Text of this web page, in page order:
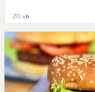
20 хв